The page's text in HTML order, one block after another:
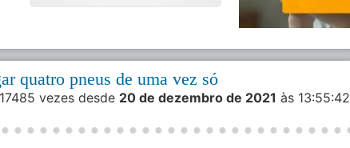
quatro pneus de uma vez só
vezes desde 20 de dezembro de 2021 às 13:55:42